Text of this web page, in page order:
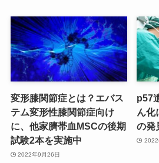
変形膝関節症とは？エバス
テム変形性膝関節症向け
に、他家臍帯血MSCの後期
試験2本を実施中
2022年9月26日
p57
ん化
の発
2022